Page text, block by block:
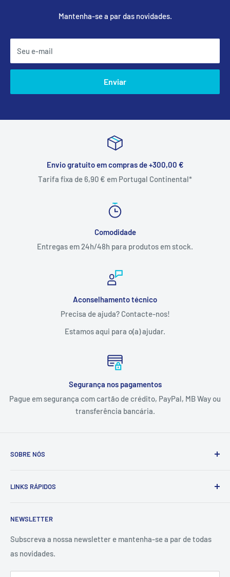
Mantenha-se a par das novidades.
Seu e-mail
Enviar
Envio gratuito em compras de +300,00 €
Tarifa fixa de 6,90 € em Portugal Continental*
Comodidade
Entregas em 24h/48h para produtos em stock.
Aconselhamento técnico
Precisa de ajuda? Contacte-nos!
Estamos aqui para o(a) ajudar.
Segurança nos pagamentos
Pague em segurança com cartão de crédito, PayPal, MB Way ou
transferência bancária.
SOBRE NÓS
fornece e executa soluções de pintura e proteção
industrial, naval e da construção civil.
Fundada em 1994, em Viana do Castelo, a empresa conta
com uma vasta e diversificada carteira de clientes,
LINKS RÁPIDOS
Sobre Nós
Politica de Qualidade
Termos e Condições
Política de Privacidade
NEWSLETTER
Subscreva a nossa newsletter e mantenha-se a par de todas
as novidades.